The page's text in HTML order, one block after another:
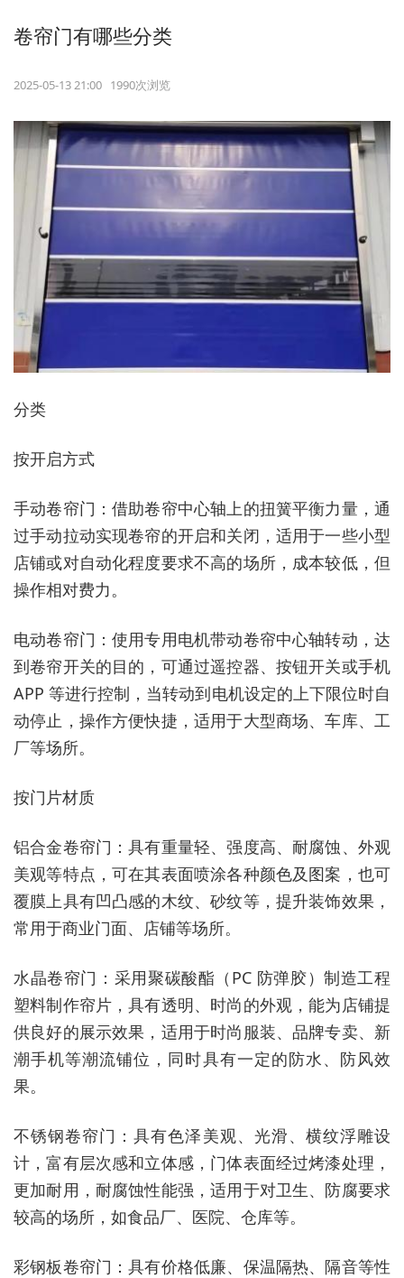
卷帘门有哪些分类
2025-05-13 21:00 1990次浏览
分类
按开启方式
手动卷帘门：借助卷帘中心轴上的扭簧平衡力量，通
过手动拉动实现卷帘的开启和关闭，适用于一些小型
店铺或对自动化程度要求不高的场所，成本较低，但
操作相对费力。
电动卷帘门：使用专用电机带动卷帘中心轴转动，达
到卷帘开关的目的，可通过遥控器、按钮开关或手机
APP 等进行控制，当转动到电机设定的上下限位时自
动停止，操作方便快捷，适用于大型商场、车库、工
厂等场所。
按门片材质
铝合金卷帘门：具有重量轻、强度高、耐腐蚀、外观
美观等特点，可在其表面喷涂各种颜色及图案，也可
覆膜上具有凹凸感的木纹、砂纹等，提升装饰效果，
常用于商业门面、店铺等场所。
水晶卷帘门：采用聚碳酸酯（PC 防弹胶）制造工程
塑料制作帘片，具有透明、时尚的外观，能为店铺提
供良好的展示效果，适用于时尚服装、品牌专卖、新
潮手机等潮流铺位，同时具有一定的防水、防风效
果。
不锈钢卷帘门：具有色泽美观、光滑、横纹浮雕设
计，富有层次感和立体感，门体表面经过烤漆处理，
更加耐用，耐腐蚀性能强，适用于对卫生、防腐要求
较高的场所，如食品厂、医院、仓库等。
彩钢板卷帘门：具有价格低廉、保温隔热、隔音等性